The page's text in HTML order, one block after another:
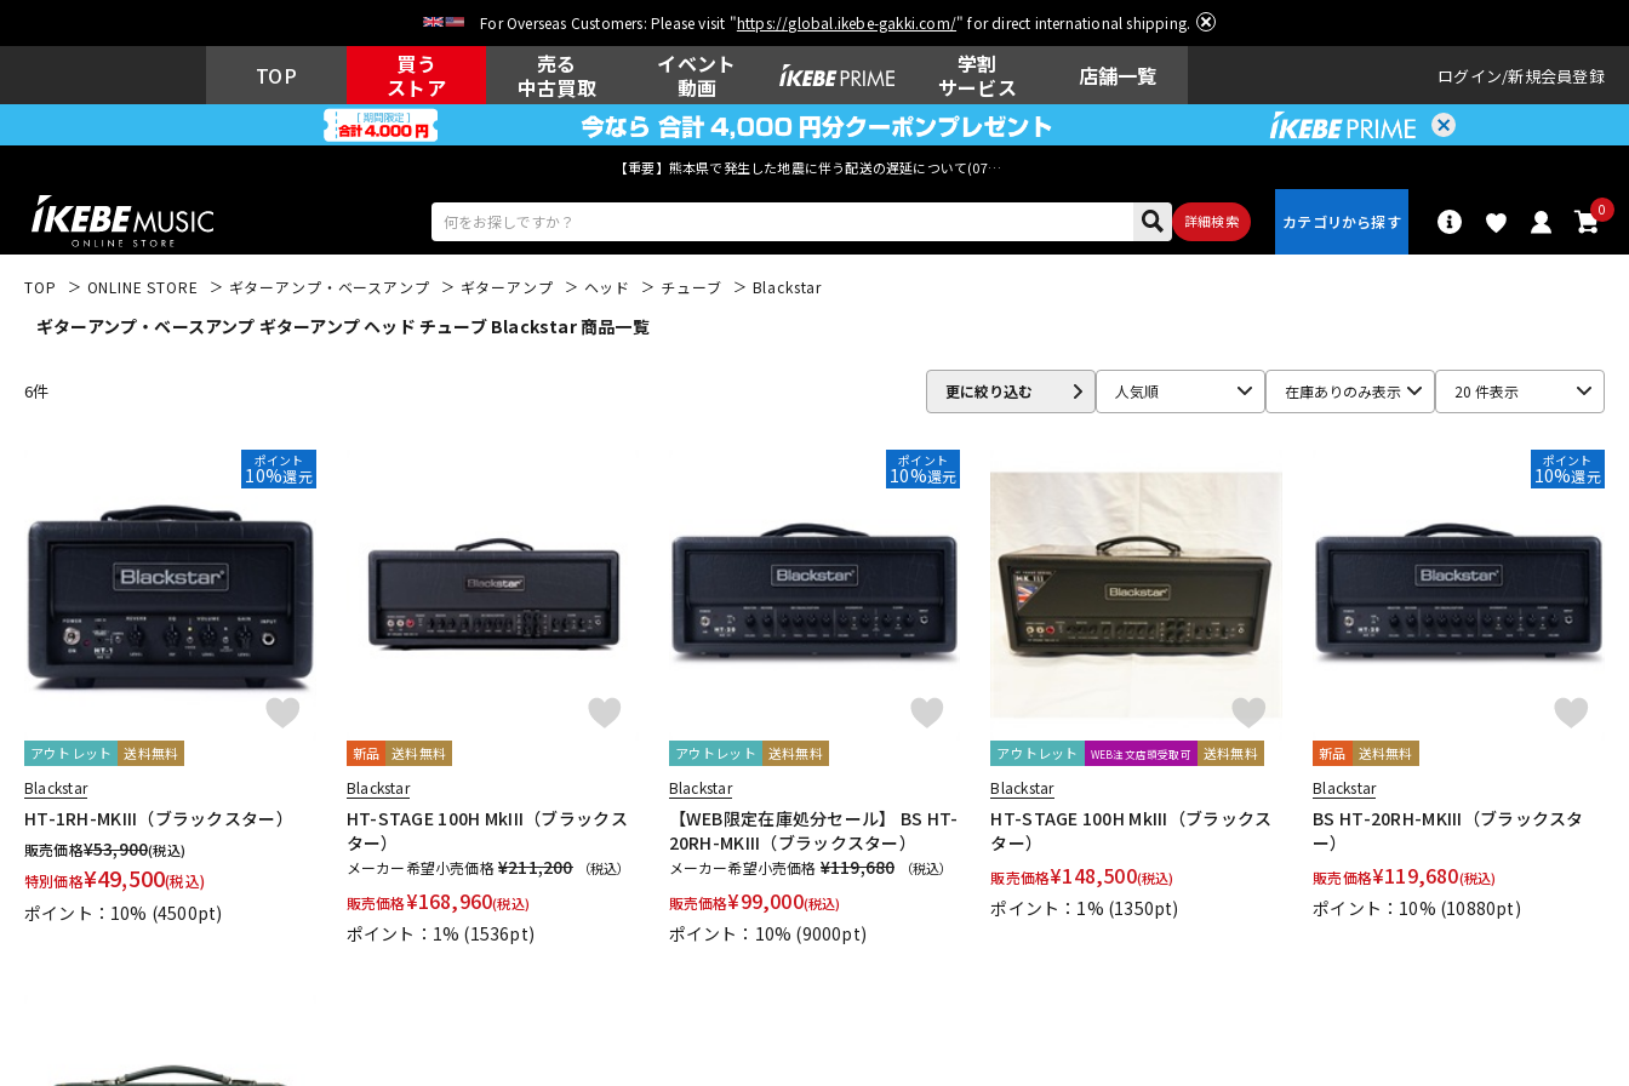
For Overseas Customers: Please visit "https://global.ikebe-gakki.com/" for direct international shipping.
TOP
買う
ストア
売る
中古買取
イベント
動画
学割
サービス
店舗一覧 ログイン 新規会員登録
【重要】熊本県で発生した地震に伴う配送の遅延について(07月29日
詳細検索
0
アコギ/エレ
キーボード その他楽器
DJ機器 DTM DTM オンラ レコーディン 配信/ライブ
機器
楽器アクセサ
中古
TOP ONLINE STORE ギターアンプ・ベースアンプ ギターアンプ ヘッド チューブ Blackstar
ギターアンプ・ベースアンプ ギターアンプ ヘッド チューブ Blackstar 商品一覧
6件 更に絞り込む 人気順 在庫ありのみ表示 20 件表示
ポイント
10%還元
アウトレット 送料無料
Blackstar
HT-1RH-MKIII（ブラックスター）
販売価格¥53,900(税込)
特別価格¥49,500(税込)
ポイント：10% (4500pt)
新品 送料無料
Blackstar
HT-STAGE 100H MkIII（ブラックス
ター）
メーカー希望小売価格¥211,200 （税込）
販売価格¥168,960(税込)
ポイント：1% (1536pt)
ポイント
10%還元
アウトレット 送料無料
Blackstar
【WEB限定在庫処分セール】 BS HT-
20RH-MKIII（ブラックスター）
メーカー希望小売価格 ¥119,680 （税込）
販売価格¥99,000(税込)
ポイント：10% (9000pt)
アウトレット WEB注文店頭受取可 送料無料
Blackstar
HT-STAGE 100H MkIII（ブラックス
ター）
販売価格¥148,500(税込)
ポイント：1% (1350pt)
ポイント
10%還元
新品 送料無料
Blackstar
BS HT-20RH-MKIII（ブラックスタ
ー）
販売価格¥119,680(税込)
ポイント：10% (10880pt)